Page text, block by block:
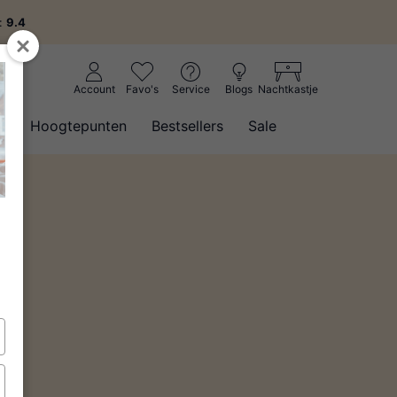
9.4
Account Favo's Service Blogs Nachtkastje
Hoogtepunten Bestsellers Sale